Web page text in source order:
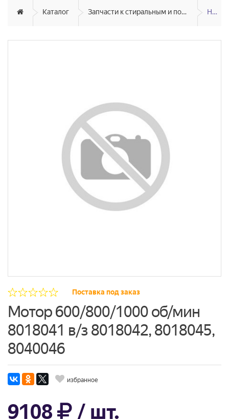
Каталог Запчасти к стиральным и посудомоечным машинам Hansa
Поставка под заказ
Мотор 600/800/1000 об/мин
8018041 в/з 8018042, 8018045,
8040046
избранное
9108 / шт.